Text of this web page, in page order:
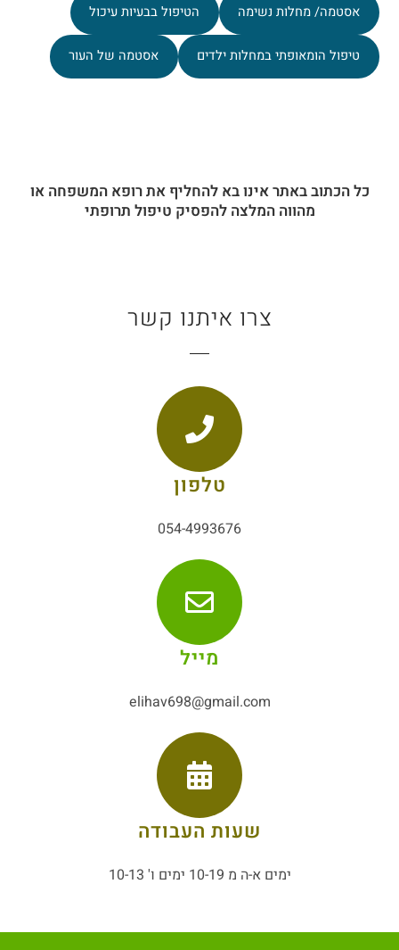
אסטמה/ מחלות נשימה הטיפול בבעיות עיכול
טיפול הומאופתי במחלות ילדים אסטמה של העור
כל הכתוב באתר אינו בא להחליף את רופא המשפחה או
מהווה המלצה להפסיק טיפול תרופתי
צרו איתנו קשר
טלפון
054-4993676
מייל
elihav698@gmail.com
שעות העבודה
ימים א-ה מ 10-19 ימים ו' 10-13